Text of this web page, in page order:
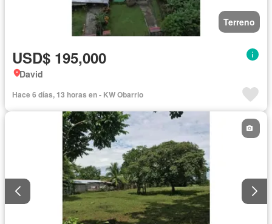
Terreno
USD$ 195,000
David
Hace 6 días, 13 horas en - KW Obarrio